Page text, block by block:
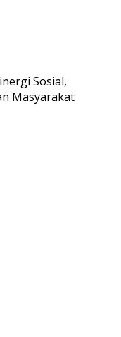
Sosial,
Masyarakat